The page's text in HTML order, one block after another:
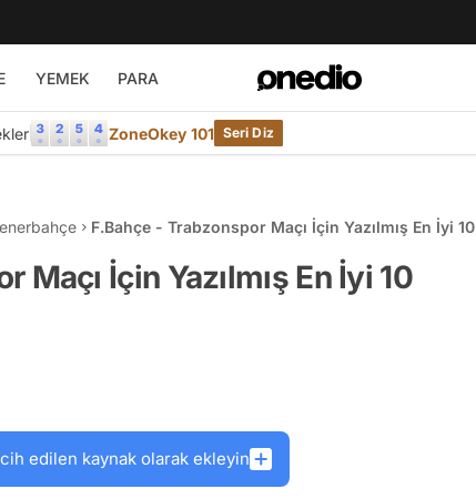
YEMEK PARA
ZoneOkey 101 Seri Diz
F.Bahçe - Trabzonspor Maçı İçin Yazılmış En İyi 10
Maçı İçin Yazılmış En İyi 10
edilen kaynak olarak ekleyin